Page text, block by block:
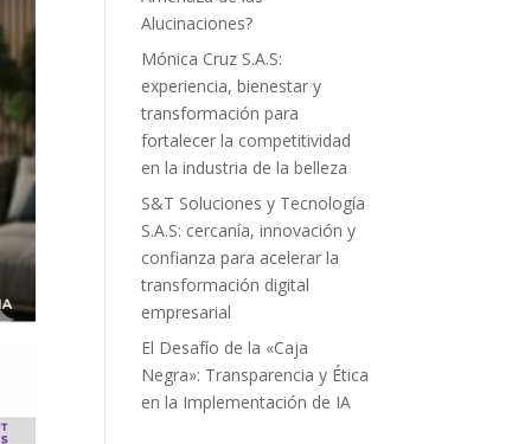
Alucinaciones?
Mónica Cruz S.A.S:
experiencia, bienestar y
transformación para
fortalecer la competitividad
en la industria de la belleza
S&T Soluciones y Tecnología
S.A.S: cercanía, innovación y
confianza para acelerar la
transformación digital
empresarial
El Desafío de la «Caja
Negra»: Transparencia y Ética
en la Implementación de IA